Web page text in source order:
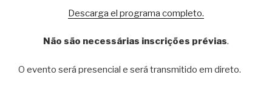
Descarga el programa completo.
Não são necessárias inscrições prévias.
O evento será presencial e será transmitido em direto.